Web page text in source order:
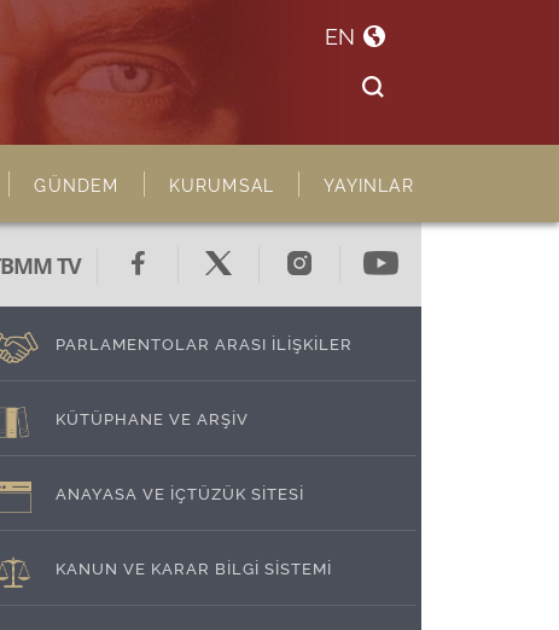
EN
GÜNDEM KURUMSAL YAYINLAR
TV
PARLAMENTOLAR ARASI İLİŞKİLER
KÜTÜPHANE VE ARŞİV
ANAYASA VE İÇTÜZÜK SİTESİ
KANUN VE KARAR BİLGİ SİSTEMİ